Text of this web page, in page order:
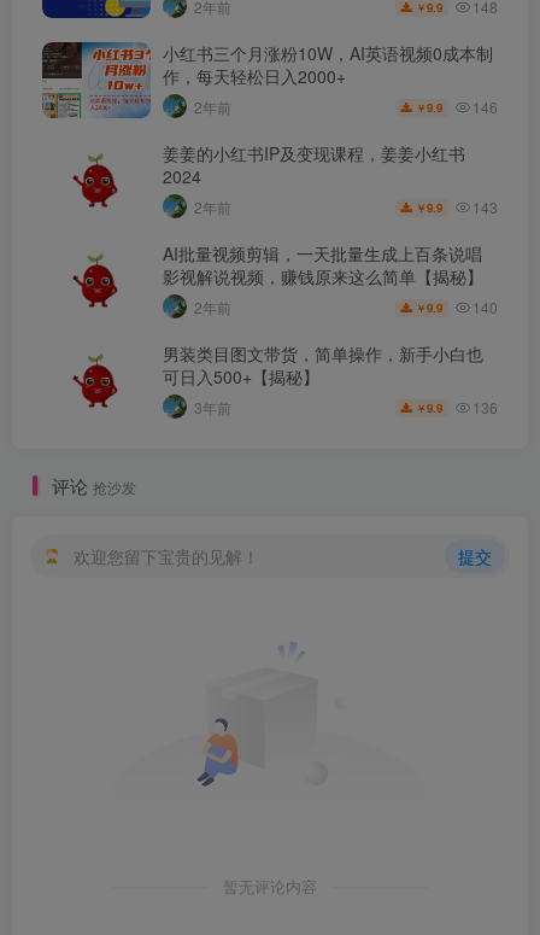
2年前 ￥9.9 148
小红书三个月涨粉10W，AI英语视频0成本制
作，每天轻松日入2000+
2年前 ￥9.9 146
姜姜的小红书IP及变现课程，姜姜小红书
2024
2年前 ￥9.9 143
AI批量视频剪辑，一天批量生成上百条说唱
影视解说视频，赚钱原来这么简单【揭秘】
2年前 ￥9.9 140
男装类目图文带货，简单操作，新手小白也
可日入500+【揭秘】
3年前 ￥9.9 136
评论 抢沙发
欢迎您留下宝贵的见解！ 提交
暂无评论内容